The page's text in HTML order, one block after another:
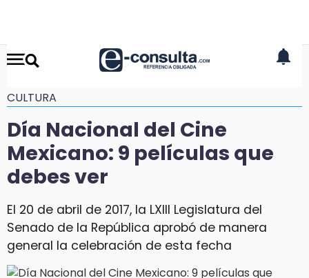
CULTURA
Día Nacional del Cine
Mexicano: 9 películas que
debes ver
El 20 de abril de 2017, la LXIII Legislatura del
Senado de la República aprobó de manera
general la celebración de esta fecha